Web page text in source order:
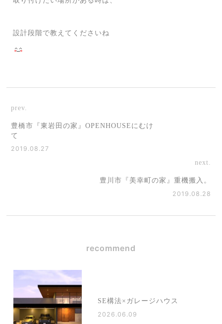
設計段階で教えてくださいね
prev.
豊橋市『東岩田の家』OPENHOUSEにむけ
て
2019.08.27
next.
豊川市『美幸町の家』重機搬入。
2019.08.28
recommend
SE構法×ガレージハウス
2026.06.09